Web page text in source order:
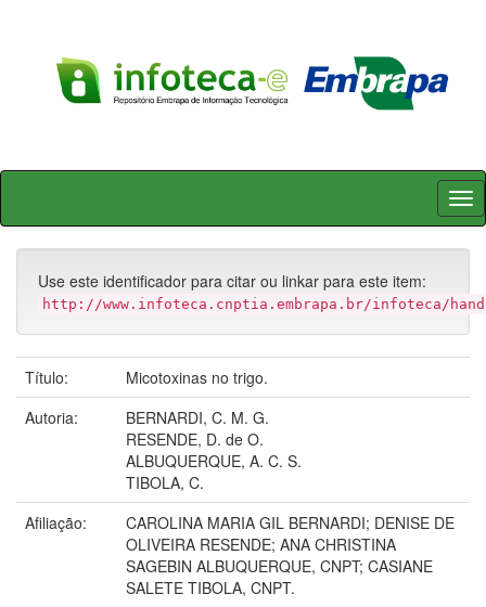
Skip
Use este identificador para citar ou linkar para este item:
http://www.infoteca.cnptia.embrapa.br/infoteca/
Título:
Micotoxinas no trigo.
Autoria:
BERNARDI, C. M. G.
RESENDE, D. de O.
ALBUQUERQUE, A. C. S.
TIBOLA, C.
Afiliação:
CAROLINA MARIA GIL BERNARDI; DENISE DE
OLIVEIRA RESENDE; ANA CHRISTINA
SAGEBIN ALBUQUERQUE, CNPT; CASIANE
SALETE TIBOLA, CNPT.